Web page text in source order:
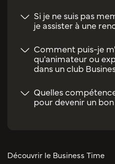
Si je ne suis pas
je assister à une
Comment puis-je
qu'animateur ou
dans un club
Quelles
pour devenir un
Découvrir le Business Time